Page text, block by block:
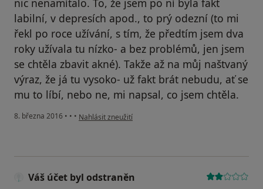
nic nenamítalo. To, že jsem po ní byla fakt
labilní, v depresích apod., to prý odezní (to mi
řekl po roce užívání, s tím, že předtím jsem dva
roky užívala tu nízko- a bez problémů, jen jsem
se chtěla zbavit akné). Takže až na můj naštvaný
výraz, že já tu vysoko- už fakt brát nebudu, ať se
mu to líbí, nebo ne, mi napsal, co jsem chtěla.
8. března 2016 • • • podle názoru uživatele Váš účet byl odstraněn
Nahlásit zneužití
Váš účet byl odstraněn